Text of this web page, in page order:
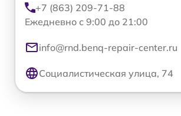
+7 (863) 209-71-88
Ежедневно с 9:00 до 21:00
info@rnd.benq-repair-center.ru
Социалистическая улица, 74